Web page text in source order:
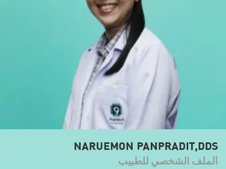
NARUEMON PANPRADIT,DDS
الملف الشخصي للطبيب